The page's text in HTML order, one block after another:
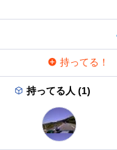
持ってる！
持ってる人 (1)